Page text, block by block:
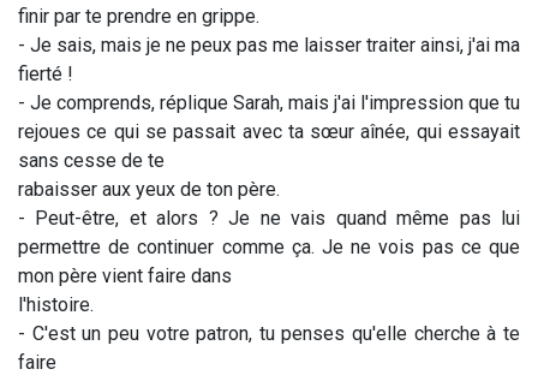
finir par te prendre en grippe.
- Je sais, mais je ne peux pas me laisser traiter ainsi, j'ai ma
fierté !
- Je comprends, réplique Sarah, mais j'ai l'impression que tu
rejoues ce qui se passait avec ta sœur aînée, qui essayait
sans cesse de te
rabaisser aux yeux de ton père.
- Peut-être, et alors ? Je ne vais quand même pas lui
permettre de continuer comme ça. Je ne vois pas ce que
mon père vient faire dans
l'histoire.
- C'est un peu votre patron, tu penses qu'elle cherche à te
faire